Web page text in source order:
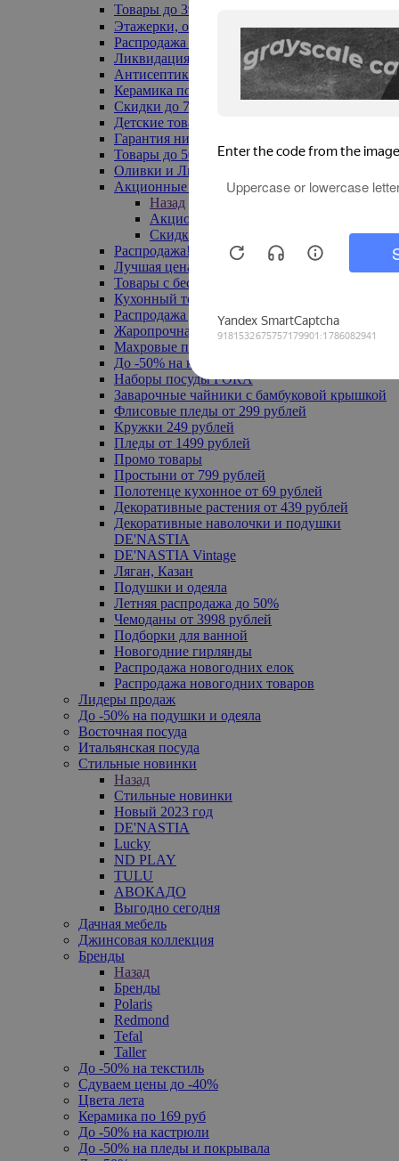
Товары до 399₽
Этажерки, обувницы
Распродажа текстиля до -50%
Ликвидация до -70%
Антисептики
Керамика по 129 руб
Скидки до 70%
Детские товары
Гарантия низкой цены
Товары до 500 руб
Оливки и Лимоны
Акционные товары
Назад
Акционные товары
Скидка 20% по промокоду
Распродажа! Ульяновск до -70%
Лучшая цена
Товары с бесплатной доставкой
Кухонный текстиль
Распродажа до -50%
Жаропрочная посуда
Махровые полотенца
До -50% на ковры
Наборы посуды FORA
Заварочные чайники с бамбуковой крышкой
Флисовые пледы от 299 рублей
Кружки 249 рублей
Пледы от 1499 рублей
Промо товары
Простыни от 799 рублей
Полотенце кухонное от 69 рублей
Декоративные растения от 439 рублей
Декоративные наволочки и подушки
DE'NASTIA
DE'NASTIA Vintage
Ляган, Казан
Подушки и одеяла
Летняя распродажа до 50%
Чемоданы от 3998 рублей
Подборки для ванной
Новогодние гирлянды
Распродажа новогодних елок
Распродажа новогодних товаров
Лидеры продаж
До -50% на подушки и одеяла
Восточная посуда
Итальянская посуда
Стильные новинки
Назад
Стильные новинки
Новый 2023 год
DE'NASTIA
Lucky
ND PLAY
TULU
АВОКАДО
Выгодно сегодня
Дачная мебель
Джинсовая коллекция
Бренды
Назад
Бренды
Polaris
Redmond
Tefal
Taller
До -50% на текстиль
Сдуваем цены до -40%
Цвета лета
Керамика по 169 руб
До -50% на кастрюли
До -50% на пледы и покрывала